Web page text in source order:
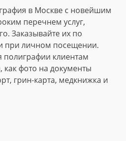
в Москве с новейшим
перечнем услуг,
Заказывайте их по
при личном посещении.
клиентам
как фото на документы
грин-карта, медкнижка и